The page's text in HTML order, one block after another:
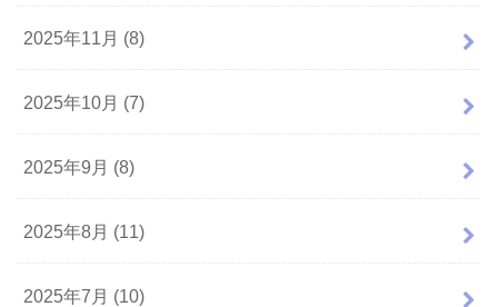
2025年11月 (8)
2025年10月 (7)
2025年9月 (8)
2025年8月 (11)
2025年7月 (10)